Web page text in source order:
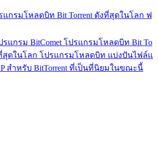
แกรมโหลดบิท Bit Torrent ดังที่สุดในโลก ฟ
แกรม BitComet โปรแกรมโหลดบิท Bit To
สุดในโลก โปรแกรมโหลดบิท แบ่งปันไฟล์แ
สำหรับ BitTorrent ที่เป็นที่นิยมในขณะนี้